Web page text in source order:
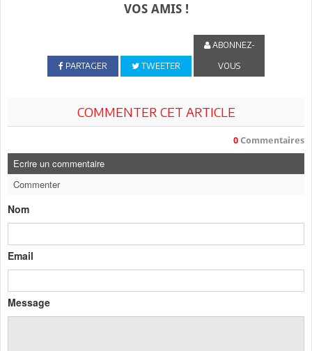
VOS AMIS !
PARTAGER TWEETER
ABONNEZ-
VOUS
COMMENTER CET ARTICLE
0 Commentaires
Ecrire un commentaire
Commenter
Nom
Email
Message